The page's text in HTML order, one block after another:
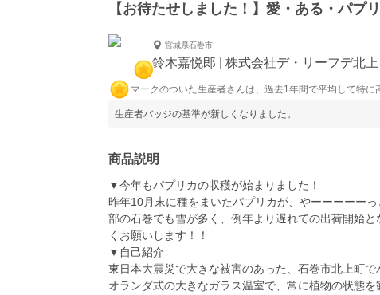
【お待たせしました！】愛・ある・パプ
宮城県石巻市
鈴木嘉悦郎 | 株式会社デ・リーフデ北上
マークのついた生産者さんは、過去1年間で平均して特に
生産者バッジの基準が新しくなりました。
商品説明
▼今年もパプリカの収穫が始まりました！
昨年10月末に種をまいたパプリカが、やーーーーー
部の石巻でも雪が多く、例年より遅れての出荷開始
くお願いします！！
▼自己紹介
東日本大震災で大きな被害のあった、石巻市北上町
オランダ式の大きなガラス温室で、常に植物の状態